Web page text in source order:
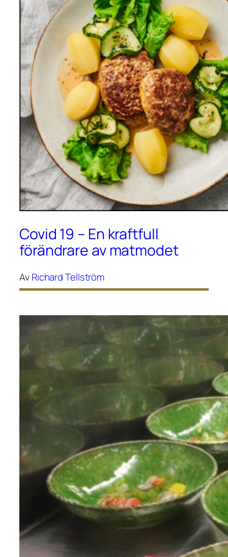
Covid 19 – En kraftfull
förändrare av matmodet
AvRichard Tellström